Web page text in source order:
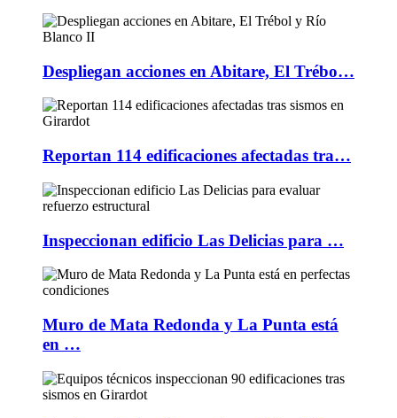
Despliegan acciones en Abitare, El Trébo…
Reportan 114 edificaciones afectadas tra…
Inspeccionan edificio Las Delicias para …
Muro de Mata Redonda y La Punta está
en …